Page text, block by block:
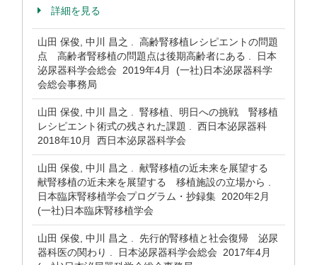
詳細を見る
山田 保俊, 中川 昌之 . 高齢腎移植レシピエントの問題
点 高齢者腎移植の問題点は後期高齢者にある . 日本
泌尿器科学会総会 2019年4月 (一社)日本泌尿器科学
会総会事務局
山田 保俊, 中川 昌之 . 腎移植、明日への挑戦 腎移植
レシピエント術式の残された課題 . 西日本泌尿器科
2018年10月 西日本泌尿器科学会
山田 保俊, 中川 昌之 . 献腎移植の近未来を展望する
献腎移植の近未来を展望する 移植施設の立場から .
日本臨床腎移植学会プログラム・抄録集 2020年2月
(一社)日本臨床腎移植学会
山田 保俊, 中川 昌之 . 先行的腎移植と社会復帰 泌尿
器科医の関わり . 日本泌尿器科学会総会 2017年4月